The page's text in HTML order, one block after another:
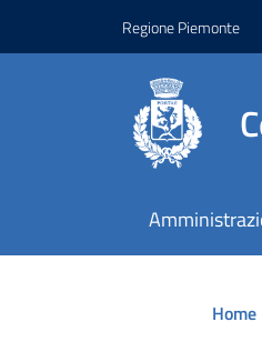
Regione Piemonte
Home